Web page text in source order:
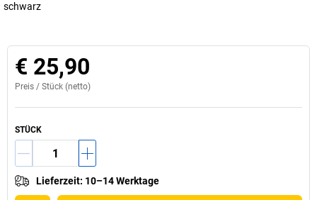
schwarz
€ 25,90
Preis / Stück (netto)
STÜCK
Lieferzeit: 10–14 Werktage